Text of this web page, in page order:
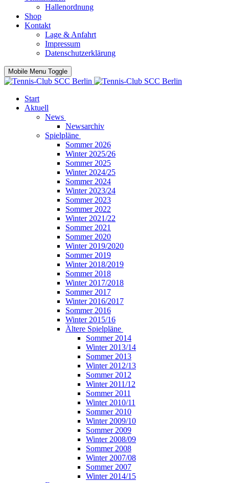
Hallenordnung
Shop
Kontakt
Lage & Anfahrt
Impressum
Datenschutzerklärung
Mobile Menu Toggle
Start
Aktuell
News
Newsarchiv
Spielpläne
Sommer 2026
Winter 2025/26
Sommer 2025
Winter 2024/25
Sommer 2024
Winter 2023/24
Sommer 2023
Sommer 2022
Winter 2021/22
Sommer 2021
Sommer 2020
Winter 2019/2020
Sommer 2019
Winter 2018/2019
Sommer 2018
Winter 2017/2018
Sommer 2017
Winter 2016/2017
Sommer 2016
Winter 2015/16
Ältere Spielpläne
Sommer 2014
Winter 2013/14
Sommer 2013
Winter 2012/13
Sommer 2012
Winter 2011/12
Sommer 2011
Winter 2010/11
Sommer 2010
Winter 2009/10
Sommer 2009
Winter 2008/09
Sommer 2008
Winter 2007/08
Sommer 2007
Winter 2014/15